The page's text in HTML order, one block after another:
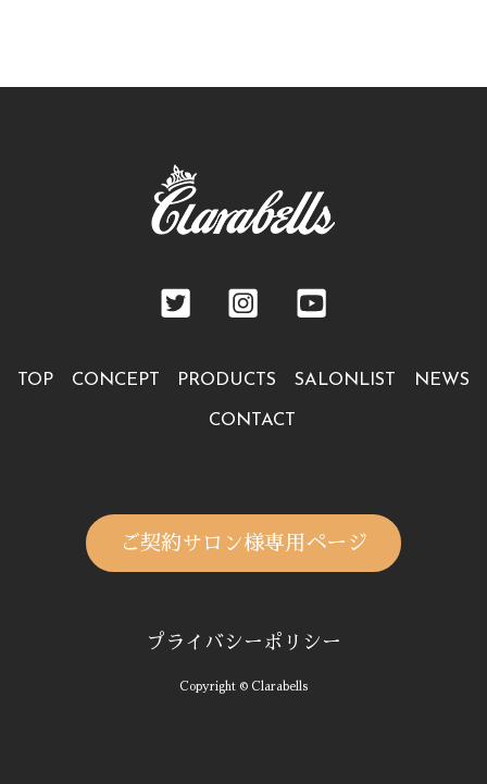
TOP CONCEPT PRODUCTS SALONLIST NEWS
CONTACT
ご契約サロン様専用ページ
プライバシーポリシー
Copyright © Clarabells